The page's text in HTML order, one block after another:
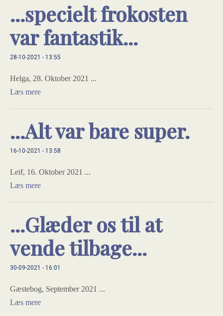
...specielt frokosten
var fantastik...
28-10-2021 - 13:55
Helga, 28. Oktober 2021 ...
Læs mere
...Alt var bare super.
16-10-2021 - 13:58
Leif, 16. Oktober 2021 ...
Læs mere
...Glæder os til at
vende tilbage...
30-09-2021 - 16:01
Gæstebog, September 2021 ...
Læs mere